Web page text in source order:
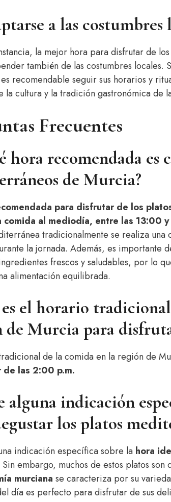
a las costumbres
la mejor hora para disfrutar de
también de las costumbres locales.
recomendable seguir sus horarios y
la cultura y la tradición gastronómica de
Frecuentes
hora recomendada es
de Murcia?
para disfrutar de los
comida al mediodía, entre las 13:00
tradicionalmente se realiza
la jornada. Además, es importante
frescos y saludables, por lo
alimentación equilibrada.
es el horario
de Murcia para
de la comida en la región de
las 2:00 p.m.
alguna indicación
los platos
indicación específica sobre la hora
embargo, muchos de estos platos
murciana se caracteriza por su
día es perfecto para disfrutar de sus